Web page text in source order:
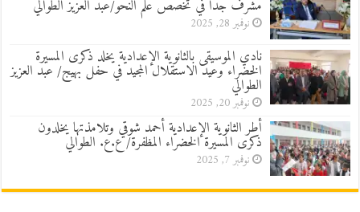
مشرف جدا في تخصص علم النحو/عبد العزيز الطوالي
نوفمبر 28, 2025
نادي الموسيقى بالثانوية الإعدادية يخلد ذكرى المسيرة
الخضراء وعيد الاستقلال المجيد في حفل بهيج/ عبد العزيز
الطوالي
نوفمبر 20, 2025
أطر الثانوية الإعدادية أحمد شوقي وتلامذتها يخلدون
ذكرى المسيرة الخضراء المظفرة/ ع.ع. الطوالي
نوفمبر 7, 2025